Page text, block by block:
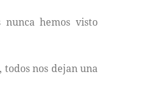
hemos visto
nos dejan una